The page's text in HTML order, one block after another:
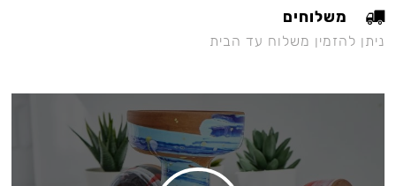
משלוחים
ניתן להזמין משלוח עד הבית